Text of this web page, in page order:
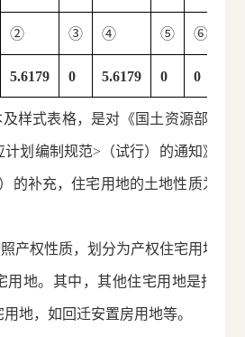
② ③ ④ ⑤ ⑥
5.6179 0 5.6179 0 0
样式表格，是对《国土资源部关于
计划编制规范>（试行）的通知》（
的补充，住宅用地的土地性质为国
产权性质，划分为产权住宅用地、
用地。其中，其他住宅用地是指无
地，如回迁安置房用地等。